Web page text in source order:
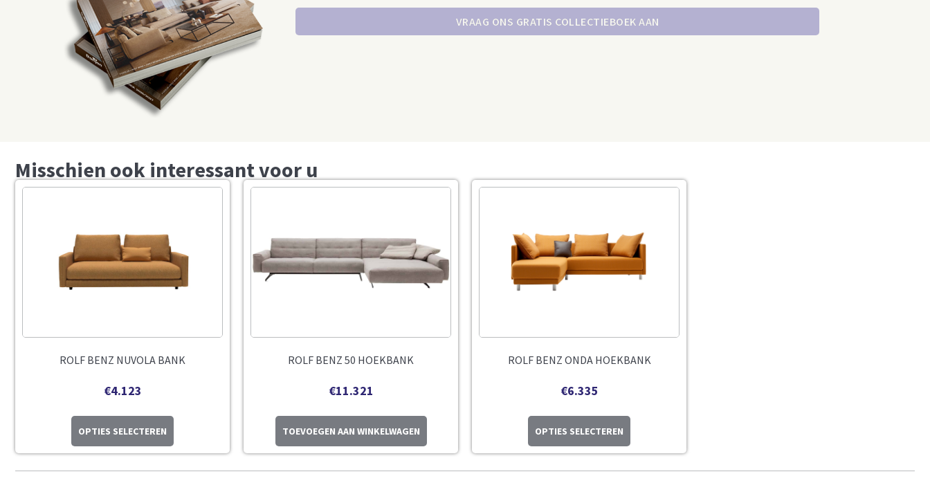
VRAAG ONS GRATIS COLLECTIEBOEK AAN
Misschien ook interessant voor u
ROLF BENZ NUVOLA BANK
€4.123
OPTIES SELECTEREN
ROLF BENZ 50 HOEKBANK
€11.321
TOEVOEGEN AAN WINKELWAGEN
ROLF BENZ ONDA HOEKBANK
€6.335
OPTIES SELECTEREN